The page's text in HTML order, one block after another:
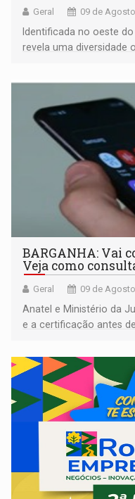
Geral 09 de
Identificada no oeste
revela uma diversidade
BARGANHA: Vai
Veja como
Geral 09 de
Anatel e Ministério da
e a certificação antes